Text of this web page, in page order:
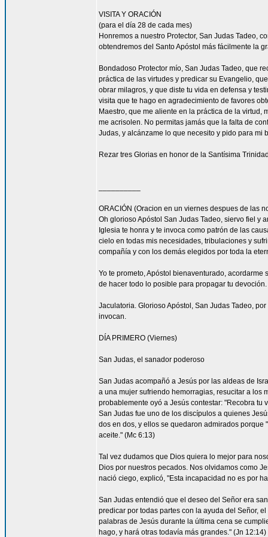
VISITA Y ORACIÓN
(para el día 28 de cada mes)
Honremos a nuestro Protector, San Judas Tadeo,
obtendremos del Santo Apóstol más fácilmente la
Bondadoso Protector mío, San Judas Tadeo, que
práctica de las virtudes y predicar su Evangelio,
obrar milagros, y que diste tu vida en defensa y
visita que te hago en agradecimiento de favores
Maestro, que me aliente en la práctica de la
me acrisolen. No permitas jamás que la falta de
Judas, y alcánzame lo que necesito y pido para mi
Rezar tres Glorias en honor de la Santísima
ORACIÓN (Oracion en un viernes despues de las
Oh glorioso Apóstol San Judas Tadeo, siervo fiel y
Iglesia te honra y te invoca como patrón de las
cielo en todas mis necesidades, tribulaciones y
compañía y con los demás elegidos por toda la
Yo te prometo, Apóstol bienaventurado,
de hacer todo lo posible para propagar tu devoción.
Jaculatoria. Glorioso Apóstol, San Judas Tadeo,
invocan.
DÍA PRIMERO (Viernes)
San Judas, el sanador poderoso
San Judas acompañó a Jesús por las aldeas de
a una mujer sufriendo hemorragias, resucitar a los
probablemente oyó a Jesús contestar: "Recobra tu
San Judas fue uno de los discípulos a quienes
dos en dos, y ellos se quedaron admirados
aceite." (Mc 6:13)
Tal vez dudamos que Dios quiera lo mejor para
Dios por nuestros pecados. Nos olvidamos como
nació ciego, explicó, "Esta incapacidad no es por
San Judas entendió que el deseo del Señor era
predicar por todas partes con la ayuda del Señor,
palabras de Jesús durante la última cena se
hago, y hará otras todavía más grandes." (Jn 12:14)